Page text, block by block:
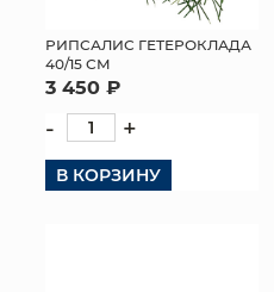
РИПСАЛИС ГЕТЕРОКЛАДА
40/15 СМ
3 450 ₽
- +
В КОРЗИНУ